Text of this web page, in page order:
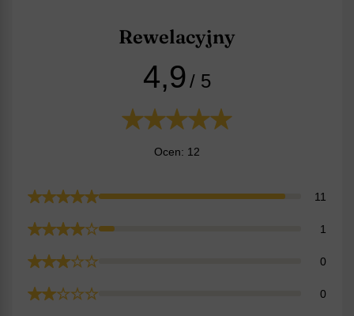
Rewelacyjny
4,9/ 5
Ocen: 12
11
1
0
0